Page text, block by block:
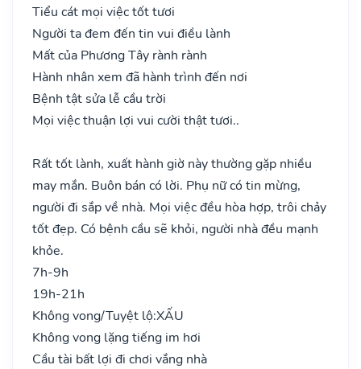
Tiểu cát mọi việc tốt tươi
Người ta đem đến tin vui điều lành
Mất của Phương Tây rành rành
Hành nhân xem đã hành trình đến nơi
Bệnh tật sửa lễ cầu trời
Mọi việc thuận lợi vui cười thật tươi..
Rất tốt lành, xuất hành giờ này thường gặp nhiều
may mắn. Buôn bán có lời. Phụ nữ có tin mừng,
người đi sắp về nhà. Mọi việc đều hòa hợp, trôi chảy
tốt đẹp. Có bệnh cầu sẽ khỏi, người nhà đều mạnh
khỏe.
7h-9h
19h-21h
Không vong/Tuyệt lộ:XẤU
Không vong lặng tiếng im hơi
Cầu tài bất lợi đi chơi vắng nhà